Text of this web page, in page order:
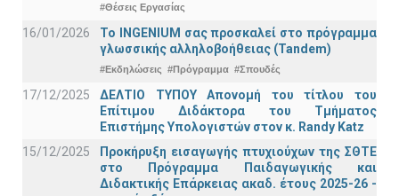
#Θέσεις Εργασίας
16/01/2026
Το INGENIUM σας προσκαλεί στο πρόγραμμα
γλωσσικής αλληλοβοήθειας (Tandem)
#Εκδηλώσεις #Πρόγραμμα #Σπουδές
17/12/2025
ΔΕΛΤΙΟ ΤΥΠΟΥ Απονομή του τίτλου του
Επίτιμου Διδάκτορα του Τμήματος
Επιστήμης Υπολογιστών στον κ. Randy Katz
15/12/2025
Προκήρυξη εισαγωγής πτυχιούχων της ΣΘΤΕ
στο Πρόγραμμα Παιδαγωγικής και
Διδακτικής Επάρκειας ακαδ. έτους 2025-26 -